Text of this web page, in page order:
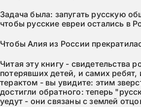
Задача была: запугать русскую
чтобы русские евреи остались в
Чтобы Алия из России
Читая эту книгу - свидетельства
потерявших детей, и самих ребят,
терактом - вы увидите: этим
достигли обратного: теперь
уедут - они связаны с землей